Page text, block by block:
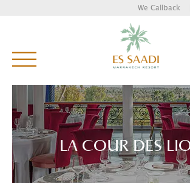
Enter your key words and hit "Enter" to
We Callback
LA COUR DES